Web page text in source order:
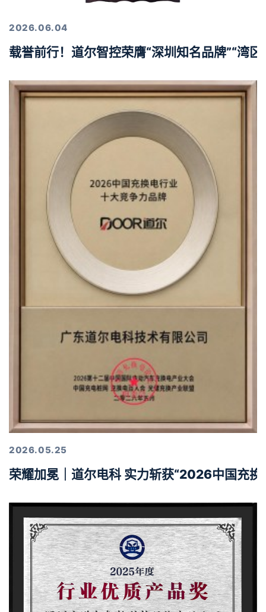
2026.06.04
载誉前行！道尔智控荣膺“深圳知名品牌”“湾
2026.05.25
荣耀加冕｜道尔电科 实力斩获“2026中国充换